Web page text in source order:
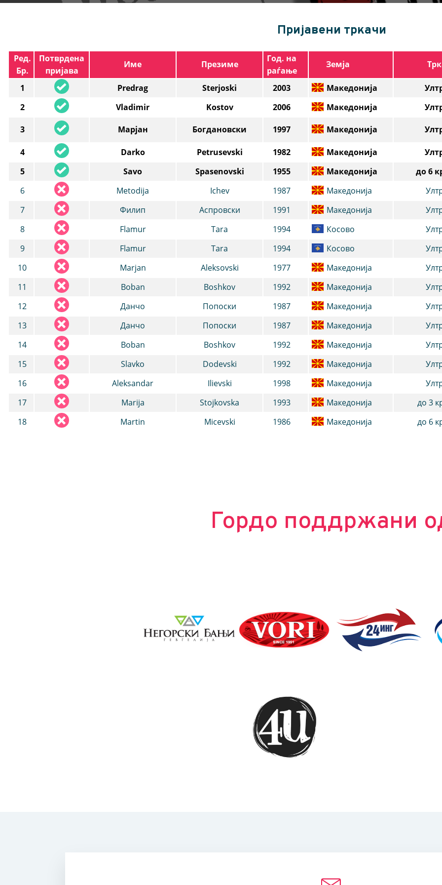
Пријавени тркачи
Ред.
Бр.
Потврдена
пријава
Име Презиме
Год. на
раѓање
Земја
1 Predrag Sterjoski 2003 Македонија
2
Vladimir Kostov 2006 Македонија
3 Марјан Богдановски 1997 Македонија
4 Darko Petrusevski 1982 Македонија
5
Savo Spasenovski 1955 Македонија
до 6
6
Metodija Ichev 1987 Македонија
7
Филип Аспровски 1991 Македонија
8
Flamur Tara 1994 Косово
9
Flamur Tara 1994 Косово
10
Marjan Aleksovski 1977 Македонија
11
Boban Boshkov 1992 Македонија
12
Данчо Попоски 1987 Македонија
13
Данчо Попоски 1987 Македонија
14
Boban Boshkov 1992 Македонија
15
Slavko Dodevski 1992 Македонија
16
Aleksandar Ilievski 1998 Македонија
17
Marija Stojkovska 1993 Македонија
до 3
18
Martin Micevski 1986 Македонија до 6
Гордо поддржани